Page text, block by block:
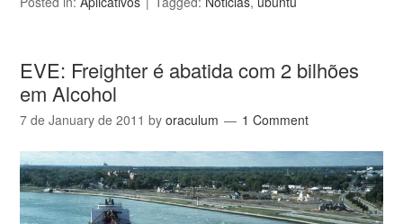
EVE: Freighter é abatida com 2 bilhões
em Alcohol
7 de January de 2011 byoraculum 1 Comment